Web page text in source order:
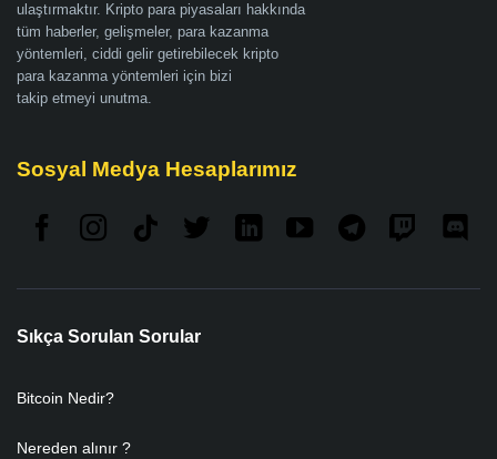
ulaştırmaktır. Kripto para piyasaları hakkında
tüm haberler, gelişmeler, para kazanma
yöntemleri, ciddi gelir getirebilecek kripto
para kazanma yöntemleri için bizi
takip etmeyi unutma.
Sosyal Medya Hesaplarımız
Sıkça Sorulan Sorular
Bitcoin Nedir?
Nereden alınır ?